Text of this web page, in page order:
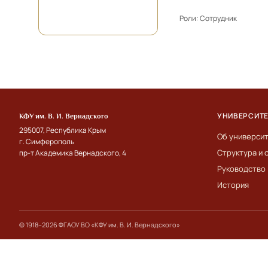
Роли:Сотрудник
КФУ им. В. И. Вернадского
295007, Республика Крым
г. Симферополь
пр-т Академика Вернадского, 4
Об
Структура и
Руководство
История
© 1918–2026 ФГАОУ ВО «КФУ им. В. И. Вернадского»